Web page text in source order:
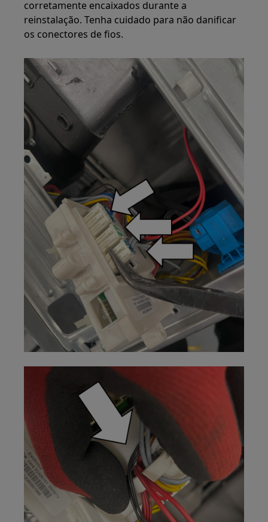
corretamente encaixados durante a
reinstalação. Tenha cuidado para não danificar
os conectores de fios.